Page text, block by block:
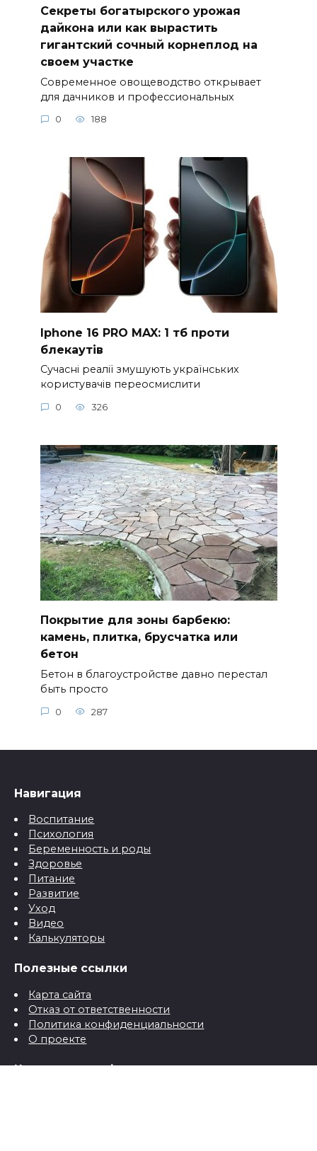
гигантский сочный корнеплод на
своем участке
Современное овощеводство открывает
для дачников и профессиональных
0 188
Iphone 16 PRO MAX: 1 тб проти
блекаутів
Сучасні реалії змушують українських
користувачів переосмислити
0 326
Покрытие для зоны барбекю:
камень, плитка, брусчатка или
бетон
Бетон в благоустройстве давно перестал
быть просто
0 287
Психология
Беременность и роды
Здоровье
Питание
Развитие
Уход
Видео
Калькуляторы
Полезные ссылки
Отказ от ответственности
Политика конфиденциальности
О проекте
Контактная информация